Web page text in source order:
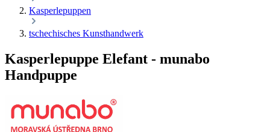
Kasperlepuppen
tschechisches Kunsthandwerk
Kasperlepuppe Elefant - munabo
Handpuppe